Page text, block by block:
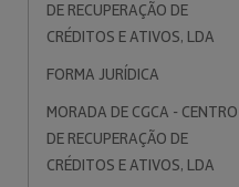
DE RECUPERAÇÃO DE
CRÉDITOS E ATIVOS, LDA
FORMA JURÍDICA
MORADA DE CGCA - CENTRO
DE RECUPERAÇÃO DE
CRÉDITOS E ATIVOS, LDA